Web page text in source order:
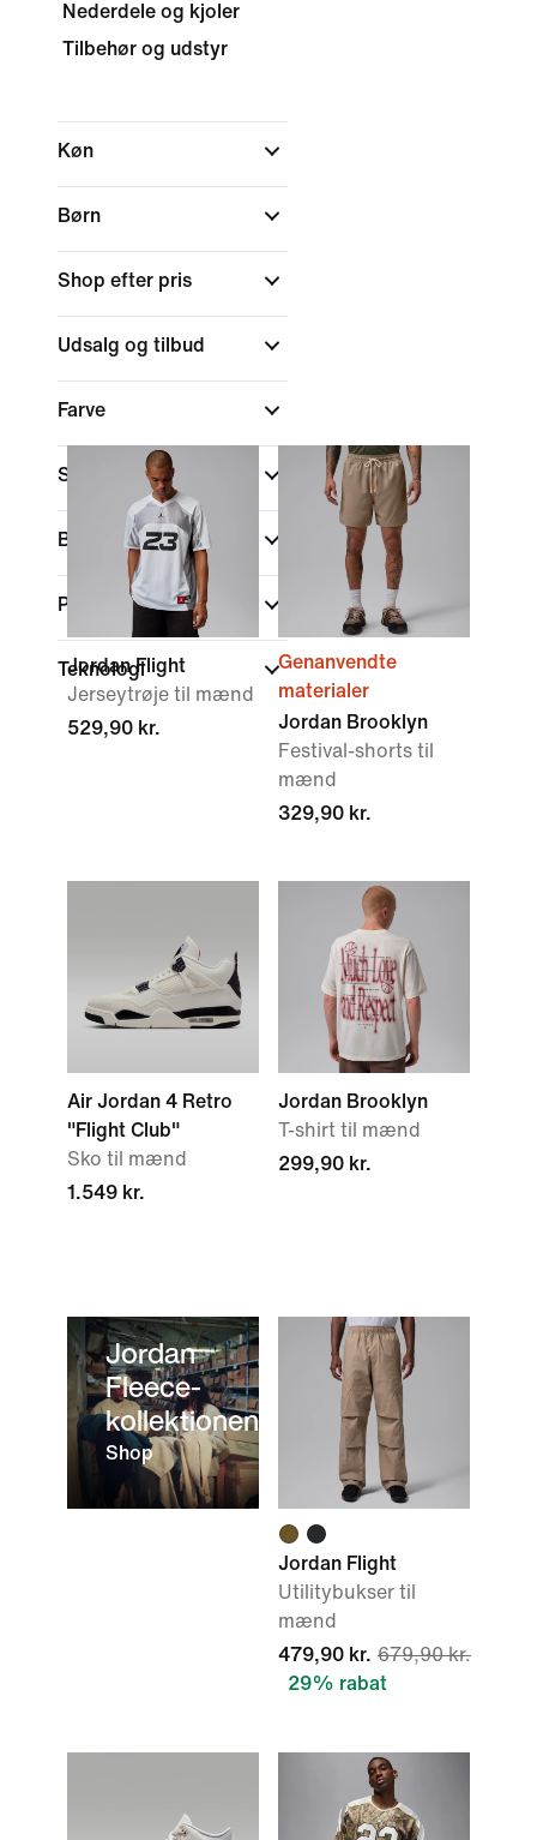
Nederdele og kjoler
Tilbehør og udstyr
Køn
Børn
Shop efter pris
Udsalg og tilbud
Farve
Sports
Brand
Pasform
Teknologi
Jordan Flight
Jerseytrøje til mænd
529,90 kr.
Genanvendte
materialer
Jordan Brooklyn
Festival-shorts til
mænd
329,90 kr.
Air Jordan 4 Retro
"Flight Club"
Sko til mænd
1.549 kr.
Jordan Brooklyn
T-shirt til mænd
299,90 kr.
Jordan
Fleece-
kollektionen
Shop
Jordan Flight
Utilitybukser til
mænd
479,90 kr. 679,90 kr.
29% rabat